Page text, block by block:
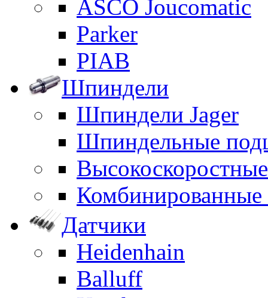
ASCO Joucomatic
Parker
PIAB
Шпиндели
Шпиндели Jager
Шпиндельные
Датчики
Heidenhain
Balluff